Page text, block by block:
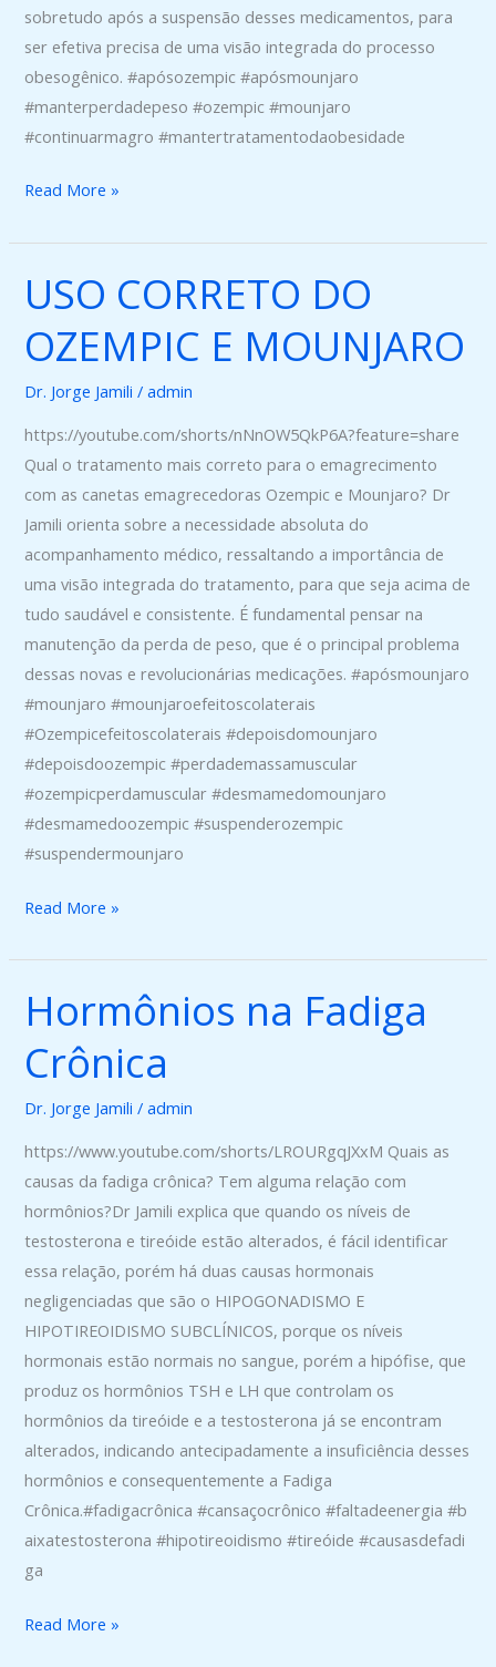
sobretudo após a suspensão desses medicamentos, para
ser efetiva precisa de uma visão integrada do processo
obesogênico. #apósozempic #apósmounjaro
#manterperdadepeso #ozempic #mounjaro
#continuarmagro #mantertratamentodaobesidade
Read More »
USO CORRETO DO
OZEMPIC E MOUNJARO
Dr. Jorge Jamili /admin
https://youtube.com/shorts/nNnOW5QkP6A?feature=share
Qual o tratamento mais correto para o emagrecimento
com as canetas emagrecedoras Ozempic e Mounjaro? Dr
Jamili orienta sobre a necessidade absoluta do
acompanhamento médico, ressaltando a importância de
uma visão integrada do tratamento, para que seja acima de
tudo saudável e consistente. É fundamental pensar na
manutenção da perda de peso, que é o principal problema
dessas novas e revolucionárias medicações. #apósmounjaro
#mounjaro #mounjaroefeitoscolaterais
#Ozempicefeitoscolaterais #depoisdomounjaro
#depoisdoozempic #perdademassamuscular
#ozempicperdamuscular #desmamedomounjaro
#desmamedoozempic #suspenderozempic
#suspendermounjaro
USO
CORRETO
DO
E
MOUNJARO
Read More »
Hormônios na Fadiga
Crônica
Dr. Jorge Jamili /admin
https://www.youtube.com/shorts/LROURgqJXxM Quais as
causas da fadiga crônica? Tem alguma relação com
hormônios?Dr Jamili explica que quando os níveis de
testosterona e tireóide estão alterados, é fácil identificar
essa relação, porém há duas causas hormonais
negligenciadas que são o HIPOGONADISMO E
HIPOTIREOIDISMO SUBCLÍNICOS, porque os níveis
hormonais estão normais no sangue, porém a hipófise, que
produz os hormônios TSH e LH que controlam os
hormônios da tireóide e a testosterona já se encontram
alterados, indicando antecipadamente a insuficiência desses
hormônios e consequentemente a Fadiga
Crônica.#fadigacrônica #cansaçocrônico #faltadeenergia #b
aixatestosterona #hipotireoidismo #tireóide #causasdefadi
ga
Hormônios
na
Fadiga
Read More »